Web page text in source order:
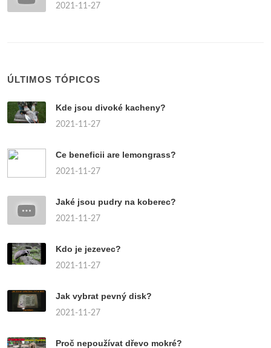
2021-11-27
ÚLTIMOS TÓPICOS
Kde jsou divoké kacheny?
2021-11-27
Ce beneficii are lemongrass?
2021-11-27
Jaké jsou pudry na koberec?
2021-11-27
Kdo je jezevec?
2021-11-27
Jak vybrat pevný disk?
2021-11-27
Proč nepoužívat dřevo mokré?